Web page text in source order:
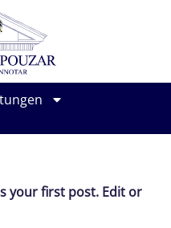
your first post. Edit or